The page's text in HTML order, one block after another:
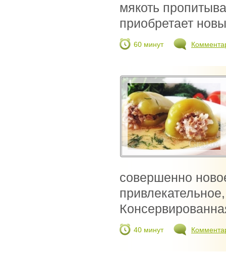
мякоть
приобретает
60 минут
совершенно
40 минут